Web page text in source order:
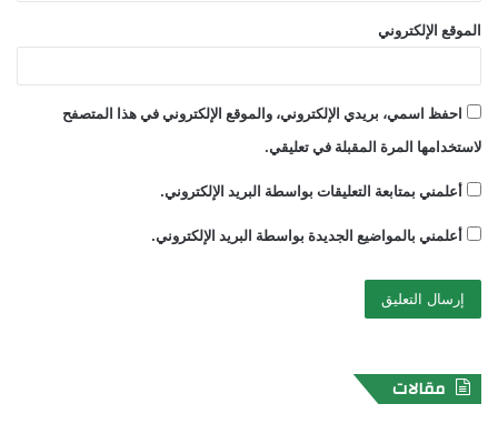
الموقع الإلكتروني
احفظ اسمي، بريدي الإلكتروني، والموقع الإلكتروني في هذا المتصفح
لاستخدامها المرة المقبلة في تعليقي.
أعلمني بمتابعة التعليقات بواسطة البريد الإلكتروني.
أعلمني بالمواضيع الجديدة بواسطة البريد الإلكتروني.
مقالات